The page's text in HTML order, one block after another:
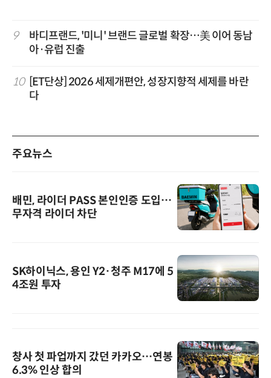
9
바디프랜드, '미니' 브랜드 글로벌 확장…美 이어 동남
아·유럽 진출
10 [ET단상] 2026 세제개편안, 성장지향적 세제를 바란
다
주요뉴스
배민, 라이더 PASS 본인인증 도입…
무자격 라이더 차단
SK하이닉스, 용인 Y2·청주 M17에 5
4조원 투자
창사 첫 파업까지 갔던 카카오…연봉
6.3% 인상 합의